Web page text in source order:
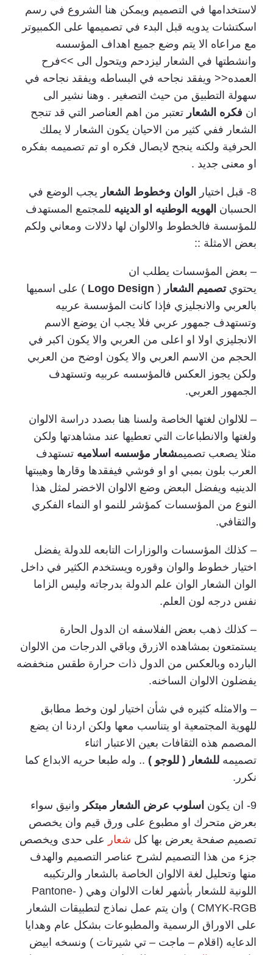
لاستخدامها في التصميم ويمكن هنا الشروع في رسم
اسكتشات يدويه قبل البدء في تصميمها على الكمبيوتر
مع مراعاه الا يتم وضع جميع اهداف المؤسسه
وانشطتها في الشعار ليزدحم ويتحول الى >>فرح
العمده<< ويفقد نجاحه في البساطه ويفقد نجاحه في
سهولة التطبيق من حيث التصغير . وهنا نشير الى
ان فكره الشعار تعتبر من اهم العناصر التي قد تنجح
الشعار ففي كثير من الاحيان يكون الشعار لا يملك
الحرفية ولكنه ينجح لايصال فكره او تم تصميمه بفكره
او معنى جديد .
8- قبل اختيار الوان وخطوط الشعار يجب الوضع في
الحسبان الهويه الوطنيه او الدينيه للمجتمع المستهدف
للمؤسسة فالخطوط والالوان لها دلالات ومعاني ولكم
بعض الامثلة ::
– بعض المؤسسات يطلب ان
يحتويتصميم الشعار (
Logo Design ) على اسميها
بالعربي والانجليزي فإذا كانت المؤسسة عربيه
وتستهدف جمهور عربي فلا يجب ان يوضع الاسم
الانجليزي اولا او اعلى من العربي والا يكون اكبر في
الحجم من الاسم العربي والا يكون اوضح من العربي
ولكن يجوز العكس فالمؤسسه عربيه وتستهدف
الجمهور العربي.
– للالوان لغتها الخاصة ولسنا هنا بصدد دراسة الالوان
ولغتها والانطباعات التي تعطيها عند مشاهدتها ولكن
مثلا يصعب تصميمشعار مؤسسه اسلاميه تستهدف
العرب بلون بمبي او او فوشي فيفقدها وقارها وهيبتها
الدينيه ويفضل البعض وضع الالوان الاخضر لمثل هذا
النوع من المؤسسات كمؤشر للنمو او النماء الفكري
والثقافي.
– كذلك المؤسسات والوزارات التابعه للدولة يفضل
اختيار خطوط والوان وقوره ويستخدم الكثير في داخل
الوان الشعار الوان علم الدولة بدرجاته وليس الزاما
نفس درجه لون العلم.
– كذلك ذهب بعض الفلاسفه ان الدول الحارة
يستمتعون بمشاهده الازرق وباقي الدرجات من الالوان
البارده وبالعكس من الدول ذات حرارة طقس منخفضه
يفضلون الالوان الساخنه.
– والامثله كثيره في شأن اختيار لون وخط مطابق
للهوية المجتمعية او يتناسب معها ولكن اردنا ان يضع
المصمم هذه الثقافات بعين الاعتبار اثناء
تصميمه للشعار ( للوجو ) .. وله طبعا حريه الابداع كما
نكرر.
9- ان يكون اسلوب عرض الشعار مبتكر وانيق سواء
بعرض متحرك او مطبوع على ورق قيم وان يخصص
تصميم صفحة يعرض بها كل شعار على حدى ويخصص
جزء من هذا التصميم لشرح عناصر التصميم والهدف
منها وتحليل لغة الالوان الخاصة بالشعار والرتكيبه
اللونية للشعار بأشهر لغات الالوان وهي ( Pantone-
CMYK-RGB ) وان يتم عمل نماذج لتطبيقات الشعار
على الاوراق الرسمية والمطبوعات بشكل عام وهدايا
الدعايه (اقلام – ماجت – تي شيرتات ) ونسخه ابيض